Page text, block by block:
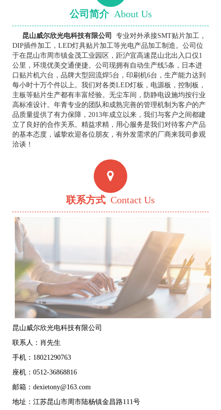
公司简介 About Us
昆山威尔欣光电科技有限公司 专业对外承接SMT贴片加工，
DIP插件加工，LED灯具贴片加工等光电产品加工制造。公司位
于在昆山市周市镇金茂工业园区，距沪宜高速昆山北出入口仅1
公里，环境优美交通便捷。公司现拥有自动生产线5条，日本进
口贴片机六台，品牌大型回流焊5台，印刷机6台，生产能力达到
每小时十万个件以上。我们对各类LED灯板，电源板，控制板，
主板等贴片生产都有丰富经验。无尘车间，防静电设施均按行业
高标准设计。年青专业的团队和成熟完善的管理机制为客户的产
品质量提供了有力保障，2013年成立以来，我们与客户之间都建
立了良好的合作关系。精益求精，用心服务是我们对待客户产品
的基本态度，诚挚欢迎各位朋友，有外发需求的厂商来我司参观
洽谈！
联系方式 Contact Us
昆山威尔欣光电科技有限公司
联系人：肖先生
手机：18021290763
座机：0512-36868816
邮箱：dexietony@163.com
地址：江苏昆山市周市陆杨镇金昌路111号